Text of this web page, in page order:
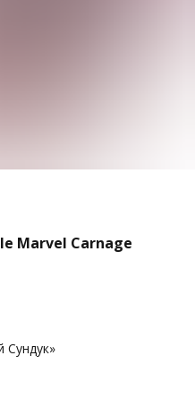
Marvel Carnage
Сундук»